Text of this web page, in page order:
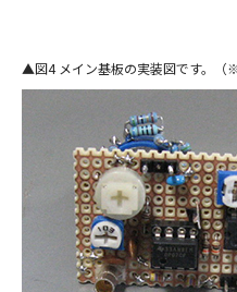
図4 メイン基板の実装図です。（